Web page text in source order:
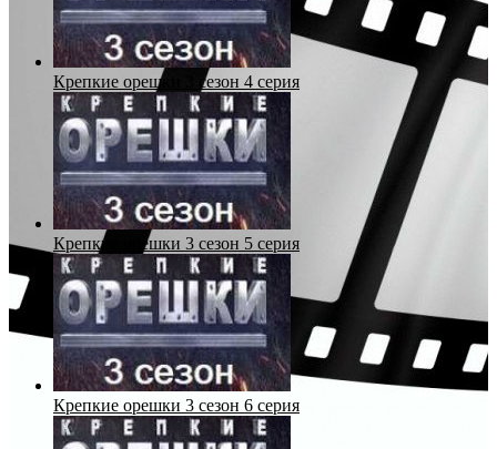
Крепкие орешки 3 сезон 4 серия
Крепкие орешки 3 сезон 5 серия
Крепкие орешки 3 сезон 6 серия